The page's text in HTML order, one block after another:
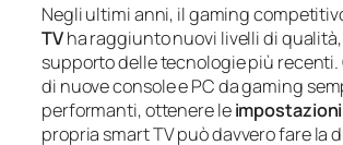
Negli ultimi anni, il gaming
TVha raggiunto nuovi livelli di
supporto delle tecnologie più recenti.
di nuove console e PC da gaming
performanti, ottenere le
propria smart TV può davvero fare la